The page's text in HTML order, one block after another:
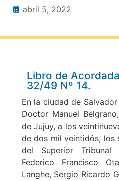
abril 5, 2022
Libro de
32/49 Nº 14.
En la ciudad de
Doctor Manuel
de Jujuy, a los
de dos mil veintidós, los
del Superior
Federico Francisco
Langhe, Sergio Ricardo